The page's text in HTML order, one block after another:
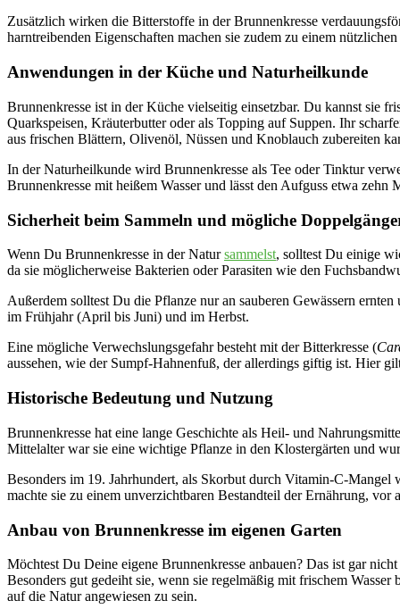
Zusätzlich wirken die Bitterstoffe in der Brunnenkresse
harntreibenden Eigenschaften machen sie zudem zu einem
Anwendungen in der Küche und Naturheilkunde
Brunnenkresse ist in der Küche vielseitig einsetzbar. Du kannst sie
Quarkspeisen, Kräuterbutter oder als Topping auf Suppen. Ihr
aus frischen Blättern, Olivenöl, Nüssen und Knoblauch zubereiten
In der Naturheilkunde wird Brunnenkresse als Tee oder Tinktur
Brunnenkresse mit heißem Wasser und lässt den Aufguss etwa zehn
Sicherheit beim Sammeln und mögliche
Wenn Du Brunnenkresse in der Natursammelst, solltest Du einige
da sie möglicherweise Bakterien oder Parasiten wie den
Außerdem solltest Du die Pflanze nur an sauberen Gewässern
im Frühjahr (April bis Juni) und im Herbst.
Eine mögliche Verwechslungsgefahr besteht mit der Bitterkresse (
aussehen, wie der Sumpf-Hahnenfuß, der allerdings giftig ist. Hier
Historische Bedeutung und Nutzung
Brunnenkresse hat eine lange Geschichte als Heil- und
Mittelalter war sie eine wichtige Pflanze in den Klostergärten und
Besonders im 19. Jahrhundert, als Skorbut durch Vitamin-C-
machte sie zu einem unverzichtbaren Bestandteil der Ernährung,
Anbau von Brunnenkresse im eigenen Garten
Möchtest Du Deine eigene Brunnenkresse anbauen? Das ist gar
Besonders gut gedeiht sie, wenn sie regelmäßig mit frischem
auf die Natur angewiesen zu sein.